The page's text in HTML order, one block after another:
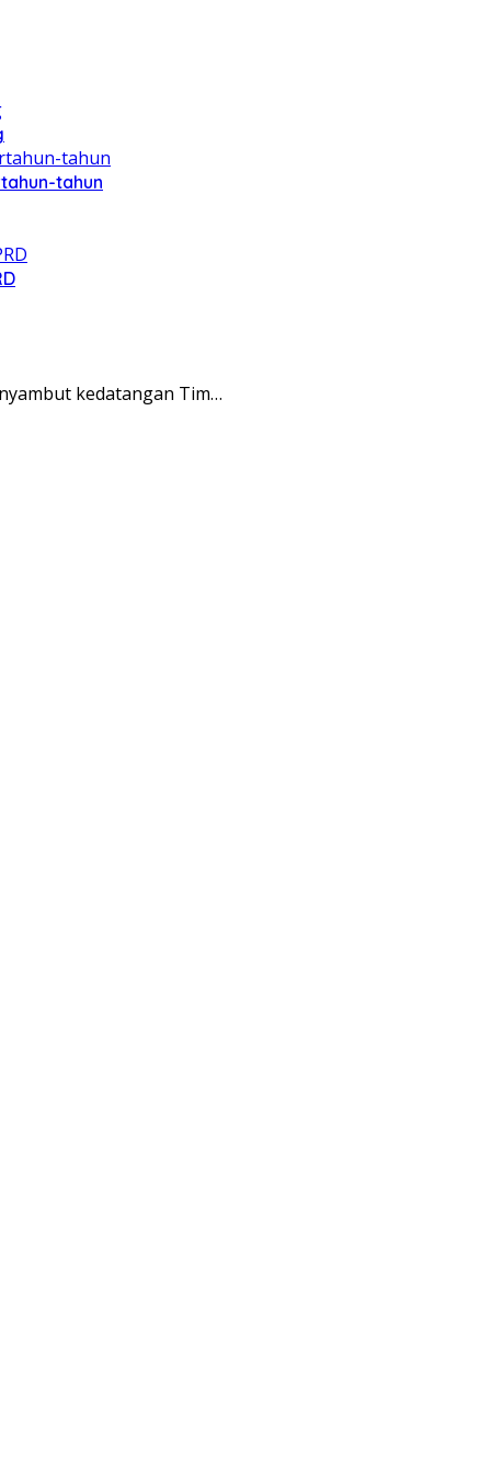
tahun
kedatangan Tim…